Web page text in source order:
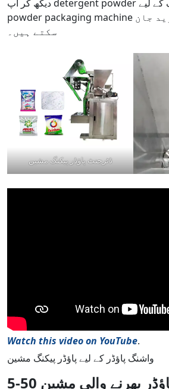
دیکھ کر آپ detergent powder پیکنگ کے لیے flat push
powder packaging machine کے بارے میں مزید جان
سکتے ہیں۔
ڈٹرجنٹ پاؤڈر پیکنگ مشین
Watch this video on YouTube.
واشنگ پاؤڈر کے لیے پاؤڈر پیکنگ مشین
پاؤڈر بھرنے والی مشین